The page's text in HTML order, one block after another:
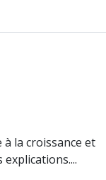
à la croissance et